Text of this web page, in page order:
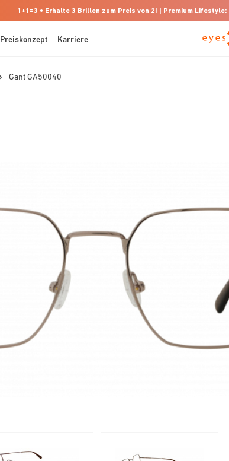
1+1=3 • Erhalte 3 Brillen zum Preis von 2! | Premium
Preiskonzept Karriere
Gant GA50040